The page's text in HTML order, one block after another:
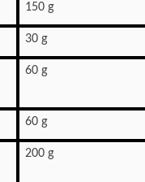
150 g
30 g
60 g
60 g
200 g